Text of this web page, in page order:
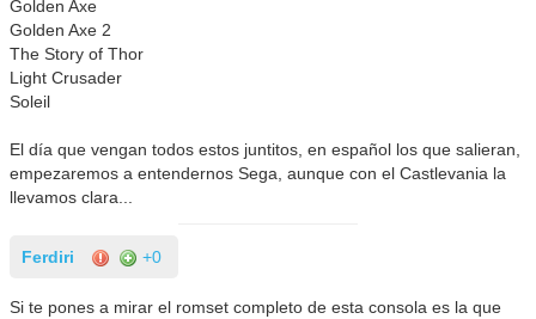
Golden Axe
Golden Axe 2
The Story of Thor
Light Crusader
Soleil
El día que vengan todos estos juntitos, en español los que salieran,
empezaremos a entendernos Sega, aunque con el Castlevania la
llevamos clara...
Ferdiri +0
Si te pones a mirar el romset completo de esta consola es la que